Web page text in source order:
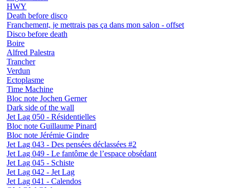
HWY
Death before disco
Franchement, je mettrais pas ça dans mon salon - offset
Disco before death
Boire
Alfred Palestra
Trancher
Verdun
Ectoplasme
Time Machine
Bloc note Jochen Gerner
Dark side of the wall
Jet Lag 050 - Résidentielles
Bloc note Guillaume Pinard
Bloc note Jérémie Gindre
Jet Lag 043 - Des pensées déclassées #2
Jet Lag 049 - Le fantôme de l’espace obsédant
Jet Lag 045 - Schiste
Jet Lag 042 - Jet Lag
Jet Lag 041 - Calendos